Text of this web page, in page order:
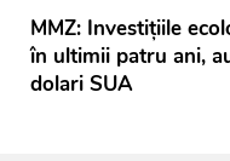
MMZ: Investițiile
în ultimii patru ani,
dolari SUA